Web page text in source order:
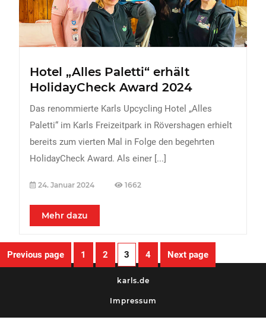
Hotel „Alles Paletti“ erhält
HolidayCheck Award 2024
Das renommierte Karls Upcycling Hotel „Alles
Paletti“ im Karls Freizeitpark in Rövershagen erhielt
bereits zum vierten Mal in Folge den begehrten
HolidayCheck Award. Als einer [...]
24. Januar 2024 1662
Mehr dazu
Previous page 1 2 3 4 Next page
karls.de
Impressum